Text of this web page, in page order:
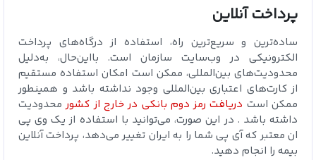
پرداخت آنلاین
ساده‌ترین و سریع‌ترین راه، استفاده از درگاه‌های پرداخت
الکترونیکی در وب‌سایت سازمان است. بااین‌حال، به‌دلیل
محدودیت‌های بین‌المللی، ممکن است امکان استفاده مستقیم
از کارت‌های اعتباری بین‌المللی وجود نداشته باشد و همینطور
ممکن است دریافت رمز دوم بانکی در خارج از کشورمحدودیت
داشته باشد . در این صورت، می‌توانید با استفاده از یک وی پی
ان معتبر که آی پی شما را به ایران تغییر می‌دهد، پرداخت آنلاین
بیمه را انجام دهید.